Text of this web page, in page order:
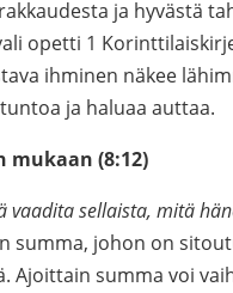
ja hyvästä
opetti 1
ihminen näkee
ja haluaa auttaa.
mukaan (8:12)
vaadita sellaista, mitä
summa, johon on
Ajoittain summa voi